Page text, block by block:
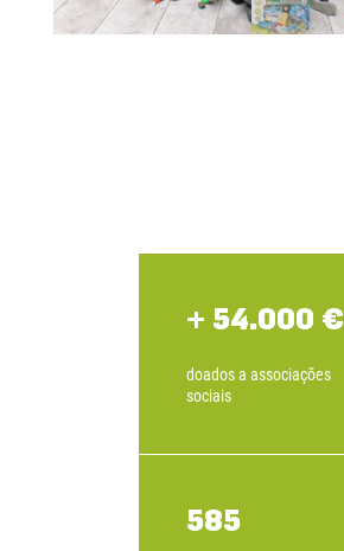
+ 54.000 €
doados a associações
sociais
585